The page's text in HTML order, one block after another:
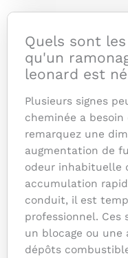
Quels sont
qu'un
leonard est
Plusieurs signes
cheminée a
remarquez une
augmentation de
odeur inhabituelle
accumulation
conduit, il est
professionnel.
un blocage ou une
dépôts